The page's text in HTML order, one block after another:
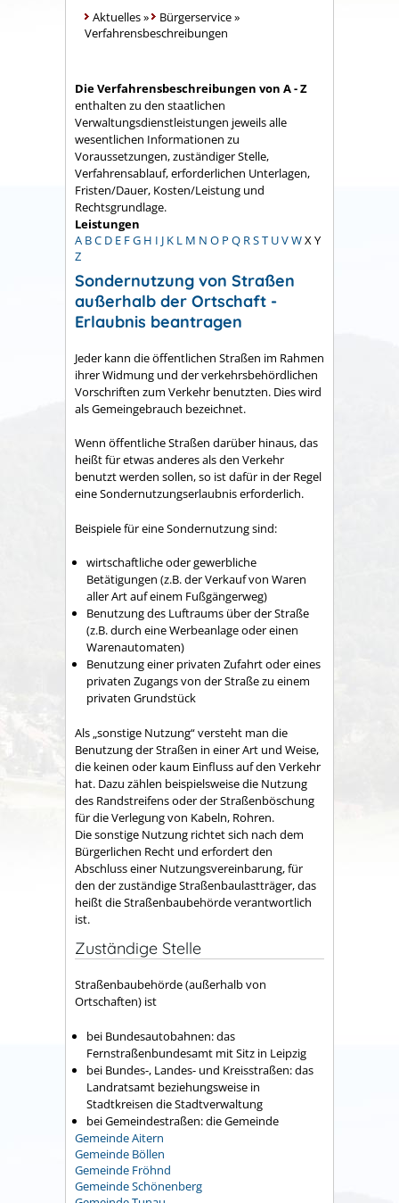
Aktuelles» Bürgerservice»
Verfahrensbeschreibungen
Die Verfahrensbeschreibungen von A - Z
enthalten zu den staatlichen
Verwaltungsdienstleistungen jeweils alle
wesentlichen Informationen zu
Voraussetzungen, zuständiger Stelle,
Verfahrensablauf, erforderlichen Unterlagen,
Fristen/Dauer, Kosten/Leistung und
Rechtsgrundlage.
Leistungen
A BC D E FG H I J K L M N O P Q RST UVWX Y
Z
Sondernutzung von Straßen
außerhalb der Ortschaft -
Erlaubnis beantragen
Jeder kann die öffentlichen Straßen im Rahmen
ihrer Widmung und der verkehrsbehördlichen
Vorschriften zum Verkehr benutzten. Dies wird
als Gemeingebrauch bezeichnet.
Wenn öffentliche Straßen darüber hinaus, das
heißt für etwas anderes als den Verkehr
benutzt werden sollen, so ist dafür in der Regel
eine Sondernutzungserlaubnis erforderlich.
Beispiele für eine Sondernutzung sind:
wirtschaftliche oder gewerbliche
Betätigungen (z.B. der Verkauf von Waren
aller Art auf einem Fußgängerweg)
Benutzung des Luftraums über der Straße
(z.B. durch eine Werbeanlage oder einen
Warenautomaten)
Benutzung einer privaten Zufahrt oder eines
privaten Zugangs von der Straße zu einem
privaten Grundstück
Als „sonstige Nutzung“ versteht man die
Benutzung der Straßen in einer Art und Weise,
die keinen oder kaum Einfluss auf den Verkehr
hat. Dazu zählen beispielsweise die Nutzung
des Randstreifens oder der Straßenböschung
für die Verlegung von Kabeln, Rohren.
Die sonstige Nutzung richtet sich nach dem
Bürgerlichen Recht und erfordert den
Abschluss einer Nutzungsvereinbarung, für
den der zuständige Straßenbaulastträger, das
heißt die Straßenbaubehörde verantwortlich
ist.
Zuständige Stelle
Straßenbaubehörde (außerhalb von
Ortschaften) ist
bei Bundesautobahnen: das
Fernstraßenbundesamt mit Sitz in Leipzig
bei Bundes-, Landes- und Kreisstraßen: das
Landratsamt beziehungsweise in
Stadtkreisen die Stadtverwaltung
bei Gemeindestraßen: die Gemeinde
Gemeinde Aitern
Gemeinde Böllen
Gemeinde Fröhnd
Gemeinde Schönenberg